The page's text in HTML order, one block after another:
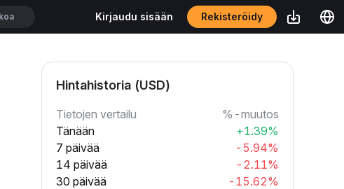
Kirjaudu sisään Rekisteröidy
Hintahistoria (USD)
Tietojen vertailu
%-muutos
Tänään
+1.39%
7 päivää
-5.94%
14 päivää
-2.11%
30 päivää
-15.62%